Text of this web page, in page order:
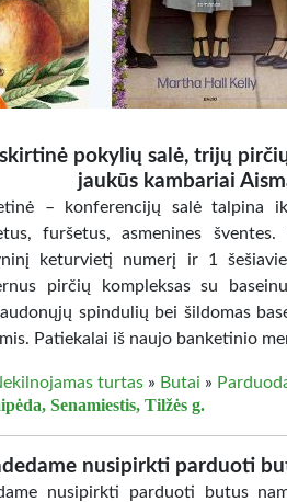
pokylių salė, trijų
jaukūs kambariai
– konferencijų salė talpina
furšetus, asmenines
keturvietį numerį ir 1
pirčių kompleksas su
spindulių bei šildomas
Patiekalai iš naujo banketinio
turtas» Butai »
Senamiestis, Tilžės g.
nusipirkti parduoti
nusipirkti parduoti butus